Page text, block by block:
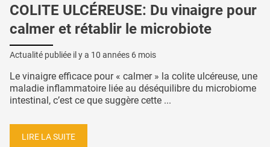
COLITE ULCÉREUSE: Du vinaigre pour
calmer et rétablir le microbiote
Actualité publiée il y a 10 années 6 mois
Le vinaigre efficace pour « calmer » la colite ulcéreuse, une
maladie inflammatoire liée au déséquilibre du microbiome
intestinal, c’est ce que suggère cette ...
LIRE LA SUITE